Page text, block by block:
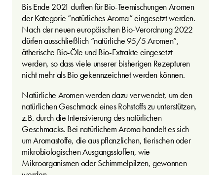
Bis Ende 2021 durften für Bio-Teemischungen Aromen
der Kategorie “natürliches Aroma” eingesetzt werden.
Nach der neuen europäischen Bio-Verordnung 2022
dürfen ausschließlich “natürliche 95/5 Aromen”,
ätherische Bio-Öle und Bio-Extrakte eingesetzt
werden, so dass viele unserer bisherigen Rezepturen
nicht mehr als Bio gekennzeichnet werden können.
Natürliche Aromen werden dazu verwendet, um den
natürlichen Geschmack eines Rohstoffs zu unterstützen,
z.B. durch die Intensivierung des natürlichen
Geschmacks. Bei natürlichem Aroma handelt es sich
um Aromastoffe, die aus pflanzlichen, tierischen oder
mikrobiologischen Ausgangsstoffen, wie
Mikroorganismen oder Schimmelpilzen, gewonnen